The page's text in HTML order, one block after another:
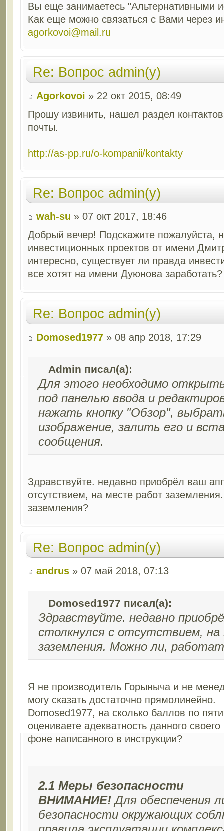
Вы еще занимаетесь "Альтернативными
Как еще можно связаться с Вами через
agorkovoi@mail.ru
Re: Вопрос admin(у)
Agorkovoi » 22 окт 2015, 08:49
Прошу извинить, нашел раздел
почты.
http://as-pp.ru/o-kompanii/kontakty
Re: Вопрос admin(у)
wah-su » 07 окт 2017, 18:46
Добрый вечер! Подскажите пожалуйста,
инвестиционных проектов от имени
интересно, существует ли правда
все хотят на имени Дуюнова заработать?
Re: Вопрос admin(у)
Domosed1977» 08 апр 2018, 17:29
Admin писал(а):
Для этого необходимо
под панелью ввода и
нажать кнопку "Обзор",
изображение, залить его и
сообщения.
Здравствуйте. недавно приобрёл ваш
отсутствием, на месте работ
заземления?
Re: Вопрос admin(у)
andrus» 07 май 2018, 07:13
Domosed1977 писал(а):
Здравствуйте. недавно
столкнулся с отсутствием,
заземления. Можно ли,
Я не производитель Горыныча и не
могу сказать достаточно прямолинейно.
Domosed1977, на сколько баллов по
оцениваете адекватность данного
фоне написанного в инструкции?
2.1 Меры безопасности
ВНИМАНИЕ!Для обеспечения
безопасности окружающих